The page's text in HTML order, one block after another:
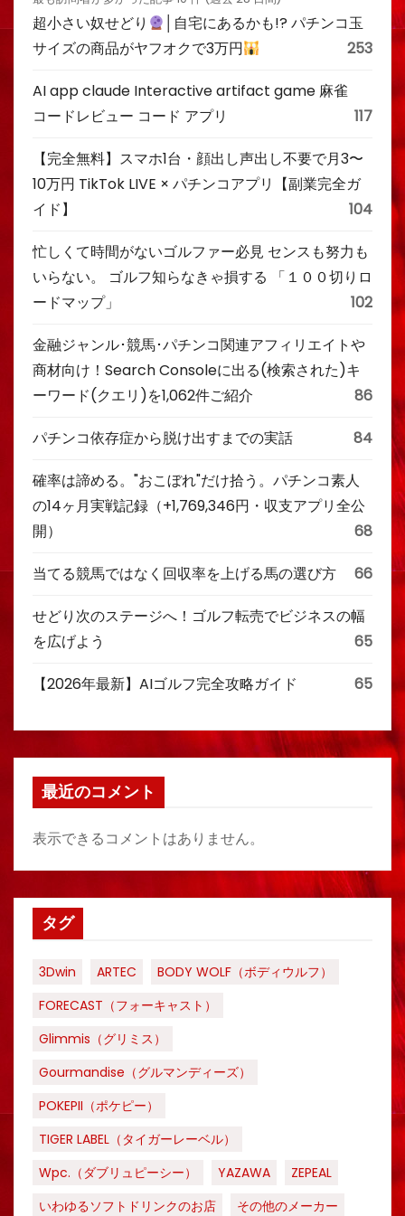
超小さい奴せどり
│自宅にあるかも!? パチンコ玉
サイズの商品がヤフオクで3万円
253
AI app claude Interactive artifact game 麻雀
コードレビュー コード アプリ
117
【完全無料】スマホ1台・顔出し声出し不要で月3〜
10万円 TikTok LIVE × パチンコアプリ【副業完全ガ
イド】
104
忙しくて時間がないゴルファー必見 センスも努力も
いらない。 ゴルフ知らなきゃ損する 「１００切りロ
ードマップ」
102
金融ジャンル･競馬･パチンコ関連アフィリエイトや
商材向け！Search Consoleに出る(検索された)キ
ーワード(クエリ)を1,062件ご紹介
86
パチンコ依存症から脱け出すまでの実話 84
確率は諦める。"おこぼれ"だけ拾う。パチンコ素人
の14ヶ月実戦記録（+1,769,346円・収支アプリ全公
開）
68
当てる競馬ではなく回収率を上げる馬の選び方 66
せどり次のステージへ！ゴルフ転売でビジネスの幅
を広げよう
65
【2026年最新】AIゴルフ完全攻略ガイド 65
最近のコメント
表示できるコメントはありません。
タグ
3Dwin ARTEC
BODY WOLF（ボディウルフ）
FORECAST（フォーキャスト）
Glimmis（グリミス）
Gourmandise（グルマンディーズ）
POKEPII（ポケピー）
TIGER LABEL（タイガーレーベル）
Wpc.（ダブリュピーシー）
YAZAWA
ZEPEAL
いわゆるソフトドリンクのお店
その他のメーカー